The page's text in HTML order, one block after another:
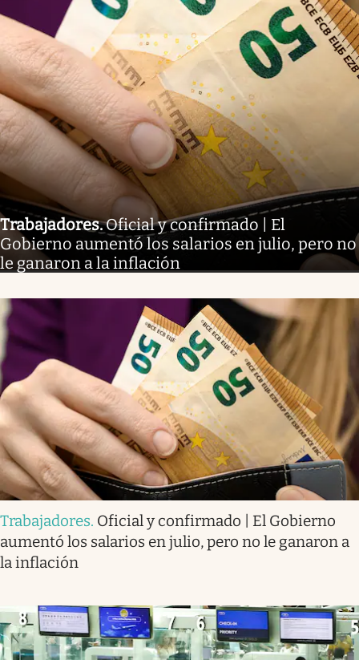
Trabajadores.Oficial y confirmado | El
Gobierno aumentó los salarios en julio, pero no
le ganaron a la inflación
Trabajadores. Oficial y confirmado | El Gobierno
aumentó los salarios en julio, pero no le ganaron a
la inflación